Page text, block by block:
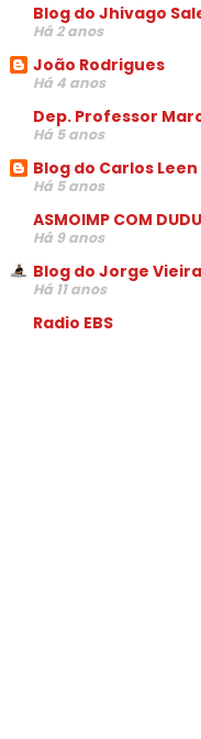
Blog do Jhivago
Há 2 anos
João Rodrigues
Há 4 anos
Dep. Professor
Há 5 anos
Blog do Carlos Leen
Há 5 anos
ASMOIMP COM
Há 9 anos
Blog do Jorge Vieira
Há 11 anos
Radio EBS